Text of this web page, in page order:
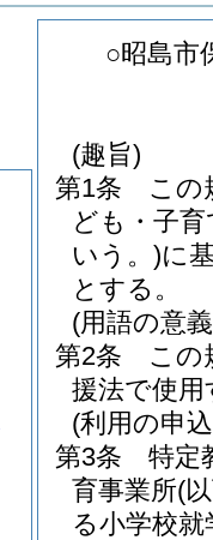
○昭島市
(趣旨)
第1条
この
ども・子
いう。)に
とする。
(用語の意
第2条
この
援法で使
(利用の申
第3条
特定
育事業所(
る小学校